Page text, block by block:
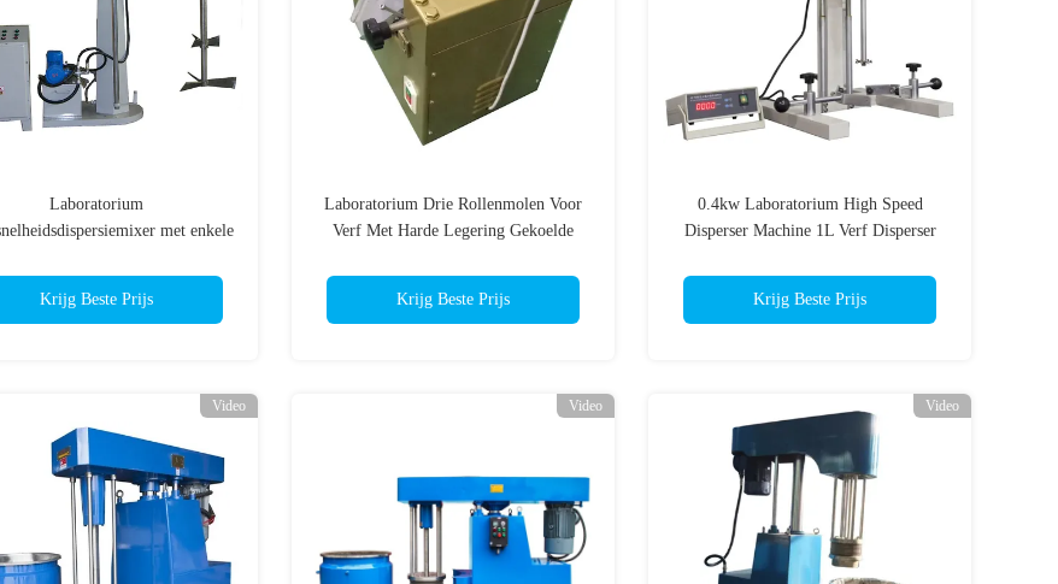
Laboratorium
met enkele
Krijg Beste Prijs
Laboratorium Drie Rollenmolen Voor
Verf Met Harde Legering Gekoelde
Krijg Beste Prijs
0.4kw Laboratorium High Speed
Disperser Machine 1L Verf Disperser
Krijg Beste Prijs
Video Video Video